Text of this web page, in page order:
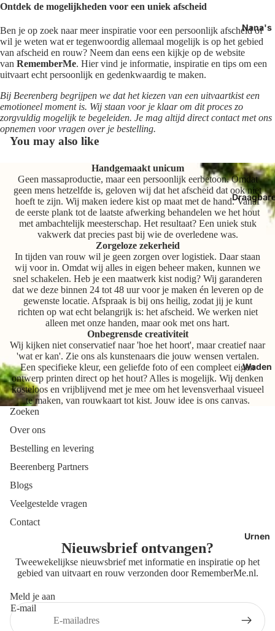
Nana's
Waden
Urnen
Ontdek de mogelijkheden voor een uniek afscheid
Ben je op zoek naar meer inspiratie voor een persoonlijk afscheid of
wil je weten wat er tegenwoordig allemaal mogelijk is op het gebied
van afscheid en rouw? Neem dan eens een kijkje op de website
van RememberMe. Hier vind je informatie, inspiratie en tips om een
uitvaart echt persoonlijk en gedenkwaardig te maken.
Bij Beerenberg begrijpen we dat het kiezen van een uitvaartkist een
emotioneel moment is. Wij staan voor je klaar om dit proces zo
zorgvuldig mogelijk te begeleiden. Je mag altijd direct contact met ons
opnemen voor vragen over je bestelling.
You may also like
Handgemaakt unicum
Geen massaproductie, maar een persoonlijk eerbetoon. Omdat
geen mens hetzelfde is, geloven wij dat het afscheid dat ook niet
hoeft te zijn. Wij maken iedere kist op maat met de hand. Vanaf
de eerste plank tot de laatste afwerking behandelen we het hout
met ambachtelijk meesterschap. Het resultaat? Een uniek stuk
vakwerk dat precies past bij wie de overledene was.
Zorgeloze zekerheid
In tijden van rouw wil je geen zorgen over logistiek. Daar staan
wij voor in. Omdat wij alles in eigen beheer maken, kunnen we
snel schakelen. Heb je een maatwerk kist nodig? Wij garanderen
dat we deze binnen 24 tot 48 uur voor je maken én leveren op de
gewenste locatie. Afspraak is bij ons heilig, zodat jij je kunt
richten op wat echt belangrijk is: het afscheid. We werken niet
alleen met onze handen, maar ook met ons hart.
Onbegrensde creativiteit
Wij kijken niet conservatief naar 'hoe het hoort', maar creatief naar
'wat er kan'. Zie ons als kunstenaars die jouw wensen vertalen.
Een specifieke kleur, een geliefde foto of een compleet eigen
ontwerp printen direct op het hout? Alles is mogelijk. Wij denken
kosteloos en vrijblijvend met je mee om het levensverhaal visueel
te maken, van rouwkaart tot kist. Jouw idee is ons canvas.
Zoeken
Over ons
Bestelling en levering
Beerenberg Partners
Blogs
Veelgestelde vragen
Contact
Nieuwsbrief ontvangen?
Tweewekelijkse nieuwsbrief met informatie en inspiratie op het
gebied van uitvaart en rouw verzonden doorRememberMe.nl.
Meld je aan
E-mail